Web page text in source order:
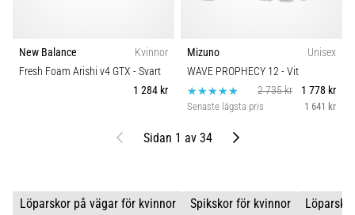
New Balance
Kvinnor
Fresh Foam Arishi v4 GTX - Svart
1 284 kr
Mizuno
Unisex
WAVE PROPHECY 12- Vit
2 735 kr
1 778 kr
Senaste lägsta pris 1 641 kr
Föregående
Sidan 1 av 34 Nästa
Löparskor på vägar för kvinnor Spikskor för kvinnor